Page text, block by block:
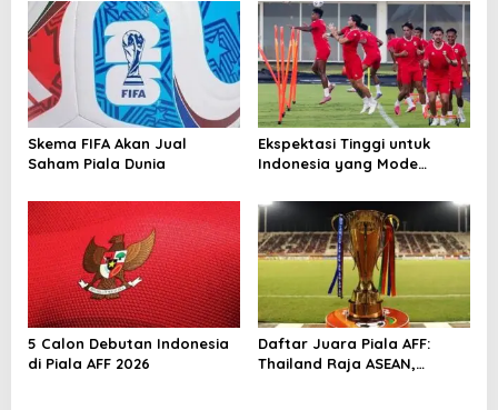
Skema FIFA Akan Jual
Saham Piala Dunia
Ekspektasi Tinggi untuk
Indonesia yang Mode
5 Calon Debutan Indonesia
di Piala AFF 2026
Daftar Juara Piala AFF:
Thailand Raja ASEAN,